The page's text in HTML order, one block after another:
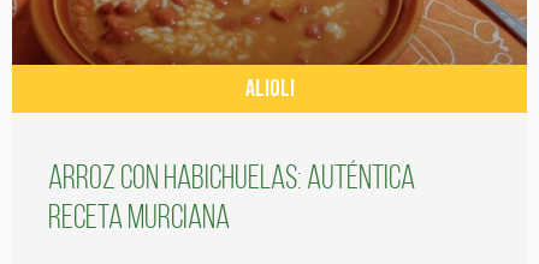
ALIOLI
Arroz con habichuelas: auténtica
receta murciana